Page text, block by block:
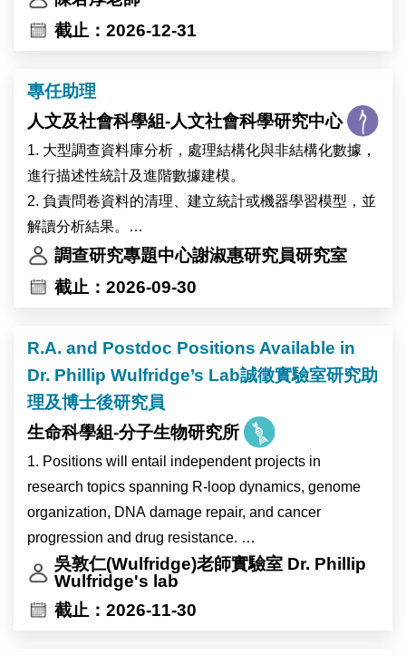
截止：2026-12-31
專任助理
人文及社會科學組-人文社會科學研究中心
1. 大型調查資料庫分析，處理結構化與非結構化數據，
進行描述性統計及進階數據建模。
2. 負責問卷資料的清理、建立統計或機器學習模型，並
解讀分析結果。
3. 將分析結果撰寫成報告，並透過數據視覺化工具呈現
關鍵發現。
調查研究專題中心謝淑惠研究員研究室
截止：2026-09-30
R.A. and Postdoc Positions Available in
Dr. Phillip Wulfridge’s Lab誠徵實驗室研究助
理及博士後研究員
生命科學組-分子生物研究所
1. Positions will entail independent projects in
research topics spanning R-loop dynamics, genome
organization, DNA damage repair, and cancer
progression and drug resistance.
2. Perform molecular biology and cell biology
experiments (e.g., tissue culture, CRISPR cloning,
library preparation).
吳敦仁(Wulfridge)老師實驗室 Dr. Phillip
Wulfridge's lab
截止：2026-11-30